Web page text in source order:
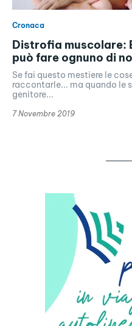
Cronaca
Distrofia muscolare:
può fare ognuno di
Se fai questo mestiere le
raccontarle... ma quando le
genitore...
7 Novembre 2019